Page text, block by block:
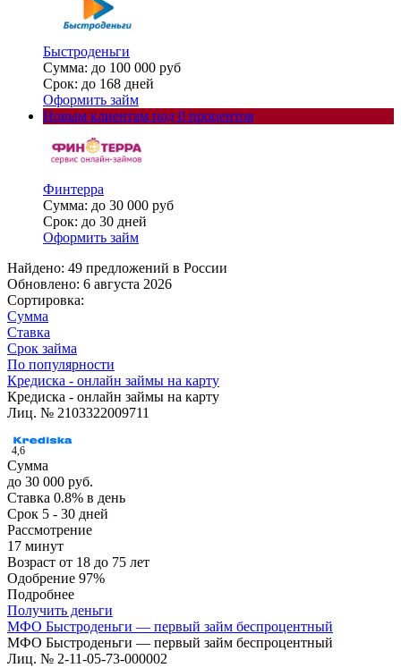
Быстроденьги
Сумма: до 100 000 руб
Срок: до 168 дней
Оформить займ
Новым клиентам под 0 процентов
Финтерра
Сумма: до 30 000 руб
Срок: до 30 дней
Оформить займ
Найдено: 49 предложений в России
Обновлено: 6 августа 2026
Сортировка:
Сумма
Ставка
Срок займа
По популярности
Кредиска - онлайн займы на карту
Кредиска - онлайн займы на карту
Лиц. № 2103322009711
4,6
Сумма
до 30 000 руб.
Ставка 0.8% в день
Срок 5 - 30 дней
Рассмотрение
17 минут
Возраст от 18 до 75 лет
Одобрение 97%
Подробнее
Получить деньги
МФО Быстроденьги — первый займ беспроцентный
МФО Быстроденьги — первый займ беспроцентный
Лиц. № 2-11-05-73-000002